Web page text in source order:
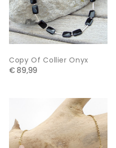
Copy Of Collier Onyx
€ 89,99